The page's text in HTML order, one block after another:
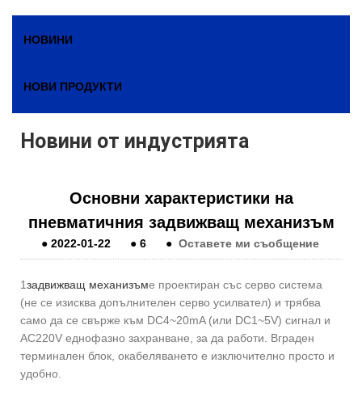
НОВИНИ
НОВИ ПРОДУКТИ
Новини от индустрията
Основни характеристики на
пневматичния задвижващ механизъм
●2022-01-22 ●6 ● Оставете ми съобщение
1задвижващ механизъме проектиран със серво система
(не се изисква допълнителен серво усилвател) и трябва
само да се свърже към DC4~20mA (или DC1~5V) сигнал и
AC220V еднофазно захранване, за да работи. Вграден
терминален блок, окабеляването е изключително просто и
удобно.